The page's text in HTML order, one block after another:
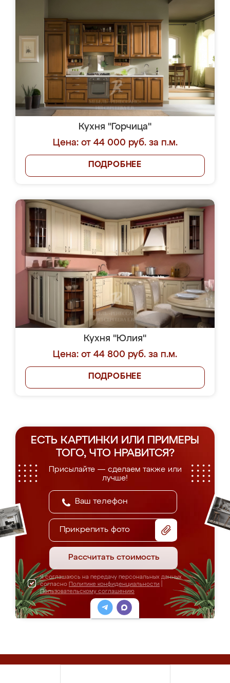
Кухня "Горчица"
Цена: от 44 000 руб. за п.м.
ПОДРОБНЕЕ
Кухня "Юлия"
Цена: от 44 800 руб. за п.м.
ПОДРОБНЕЕ
ЕСТЬ КАРТИНКИ ИЛИ ПРИМЕРЫ
ТОГО, ЧТО НРАВИТСЯ?
Присылайте — сделаем также или
лучше!
Прикрепить фото
Рассчитать стоимость
Я соглашаюсь на передачу персональных данных
согласно Политике конфиденциальности
Пользовательскому соглашению